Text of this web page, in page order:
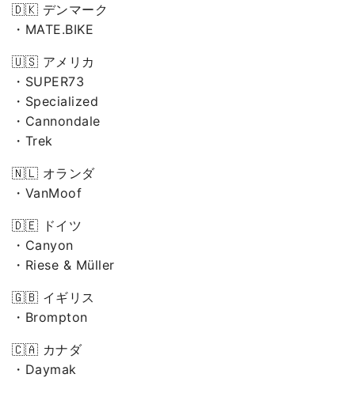
🇩🇰 デンマーク
・MATE.BIKE
🇺🇸 アメリカ
・SUPER73
・Specialized
・Cannondale
・Trek
🇳🇱 オランダ
・VanMoof
🇩🇪 ドイツ
・Canyon
・Riese & Müller
🇬🇧 イギリス
・Brompton
🇨🇦 カナダ
・Daymak